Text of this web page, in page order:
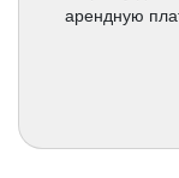
арендную